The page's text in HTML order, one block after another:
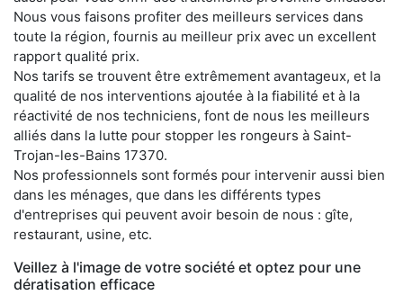
Nous vous faisons profiter des meilleurs services dans
toute la région, fournis au meilleur prix avec un excellent
rapport qualité prix.
Nos tarifs se trouvent être extrêmement avantageux, et la
qualité de nos interventions ajoutée à la fiabilité et à la
réactivité de nos techniciens, font de nous les meilleurs
alliés dans la lutte pour stopper les rongeurs à Saint-
Trojan-les-Bains 17370.
Nos professionnels sont formés pour intervenir aussi bien
dans les ménages, que dans les différents types
d'entreprises qui peuvent avoir besoin de nous : gîte,
restaurant, usine, etc.
Veillez à l'image de votre société et optez pour une
dératisation efficace